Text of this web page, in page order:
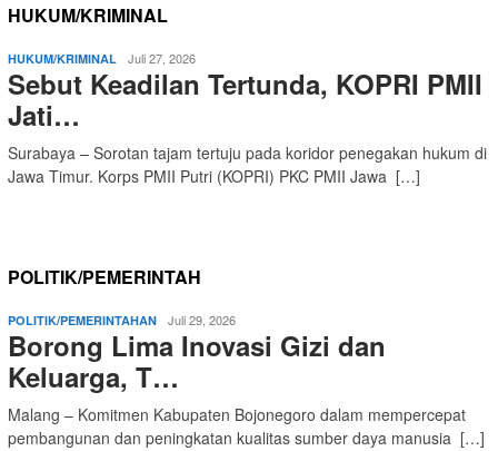
HUKUM/KRIMINAL
HUKUM/KRIMINAL Juli 27, 2026
Sebut Keadilan Tertunda, KOPRI PMII
Jati…
Surabaya – Sorotan tajam tertuju pada koridor penegakan hukum di
Jawa Timur. Korps PMII Putri (KOPRI) PKC PMII Jawa […]
POLITIK/PEMERINTAH
POLITIK/PEMERINTAHAN Juli 29, 2026
Borong Lima Inovasi Gizi dan
Keluarga, T…
Malang – Komitmen Kabupaten Bojonegoro dalam mempercepat
pembangunan dan peningkatan kualitas sumber daya manusia […]